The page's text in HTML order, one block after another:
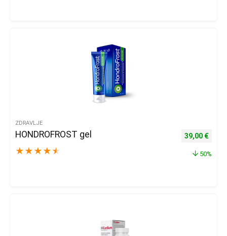
ZDRAVLJE
HONDROFROST gel
★ ★ ★ ★ ★
Izvorna
39,00 €
50%